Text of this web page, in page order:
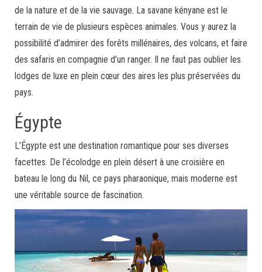
de la nature et de la vie sauvage. La savane kényane est le
terrain de vie de plusieurs espèces animales. Vous y aurez la
possibilité d’admirer des forêts millénaires, des volcans, et faire
des safaris en compagnie d’un ranger. Il ne faut pas oublier les
lodges de luxe en plein cœur des aires les plus préservées du
pays.
Égypte
L’Égypte est une destination romantique pour ses diverses
facettes. De l’écolodge en plein désert à une croisière en
bateau le long du Nil, ce pays pharaonique, mais moderne est
une véritable source de fascination.